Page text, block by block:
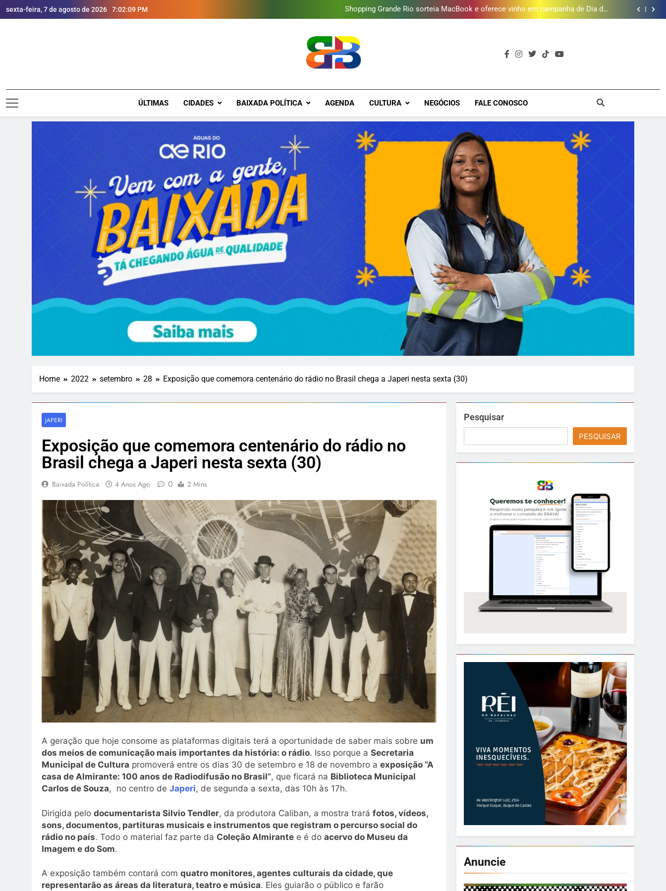
sexta-feira, 7 de agosto de 2026 7:02:10 PM
de semana
Shopping Grande Rio sorteia MacBook e oferece vinho em campanha de Dia dos
Pais
Obra garante a preservação de 190 milhões de litros de água por ano na Baixada
Fluminense
Shopping Grande Rio sorteia MacBook e oferece vinho em campanha de Dia dos
Obra garante a preservação de 190 milhões de litros de água por ano na Baixada
Deputado Reimont quer reduzir idade mínima para mulheres receberem o BPC
Brava Baixada
ÚLTIMAS CIDADES BAIXADA POLÍTICA AGENDA CULTURA NEGÓCIOS FALE CONOSCO
Home 2022 setembro 28 Exposição que comemora centenário do rádio no Brasil chega a Japeri nesta sexta (30)
JAPERI
Exposição que comemora centenário do rádio no
Brasil chega a Japeri nesta sexta (30)
Baixada Política 4 Anos Ago 0 2 Mins
A geração que hoje consome as plataformas digitais terá a oportunidade de saber mais sobre um
dos meios de comunicação mais importantes da história: o rádio. Isso porque a Secretaria
Municipal de Cultura promoverá entre os dias 30 de setembro e 18 de novembro a exposição “A
casa de Almirante: 100 anos de Radiodifusão no Brasil”, que ficará na Biblioteca Municipal
Carlos de Souza, no centro de Japeri, de segunda a sexta, das 10h às 17h.
Dirigida pelo documentarista Silvio Tendler, da produtora Caliban, a mostra trará fotos, vídeos,
sons, documentos, partituras musicais e instrumentos que registram o percurso social do
rádio no país. Todo o material faz parte da Coleção Almirante e é do acervo do Museu da
Imagem e do Som.
A exposição também contará com quatro monitores, agentes culturais da cidade, que
representarão as áreas da literatura, teatro e música. Eles guiarão o público e farão
Pesquisar
PESQUISAR
Anuncie